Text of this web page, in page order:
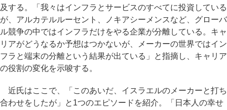
及する。「我々はインフラとサービスのすべてに投資している
が、アルカテルルーセント、ノキアシーメンスなど、グローバ
ル競争の中ではインフラだけをやる企業が分離している。キャ
リアがどうなるか予想はつかないが、メーカーの世界ではイン
フラと端末の分離という結果が出ている」と指摘し、キャリア
の役割の変化を示唆する。
近氏はここで、「このあいだ、イスラエルのメーカーと打ち
合わせをしたが」と1つのエピソードを紹介。「日本人の幸せ